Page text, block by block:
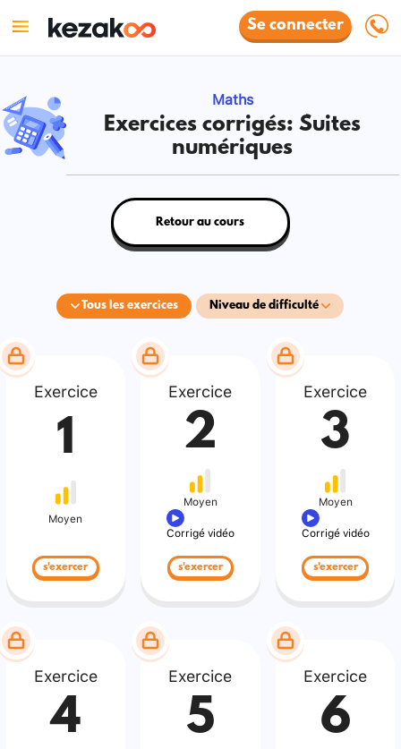
Se connecter
Maths
Exercices corrigés: Suites
numériques
Tous les exercices Niveau de difficulté
Retour au cours
Exercice
1
Moyen
s'exercer
Exercice
2
Moyen
Corrigé vidéo
s'exercer
Exercice
3
Moyen
Corrigé vidéo
s'exercer
Exercice
4
Exercice
5
Exercice
6